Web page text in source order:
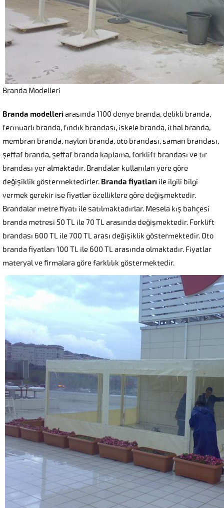
Branda Modelleri
Branda modelleriarasında 1100 denye branda, delikli branda,
fermuarlı branda, fındık brandası, iskele branda, ithal branda,
membran branda, naylon branda, oto brandası, saman brandası,
şeffaf branda, şeffaf branda kaplama, forklift brandası ve tır
brandası yer almaktadır. Brandalar kullanılan yere göre
değişiklik göstermektedirler. Branda fiyatları ile ilgili bilgi
vermek gerekir ise fiyatlar özelliklere göre değişmektedir.
Brandalar metre fiyatı ile satılmaktadırlar. Mesela kış bahçesi
branda metresi 50 TL ile 70 TL arasında değişmektedir. Forklift
brandası 600 TL ile 700 TL arası değişiklik göstermektedir. Oto
branda fiyatları 100 TL ile 600 TL arasında olmaktadır. Fiyatlar
materyal ve firmalara göre farklılık göstermektedir.